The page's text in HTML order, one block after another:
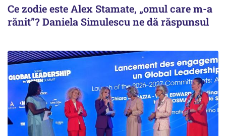
Ce zodie este Alex Stamate, „omul care m-a
rănit”? Daniela Simulescu ne dă răspunsul